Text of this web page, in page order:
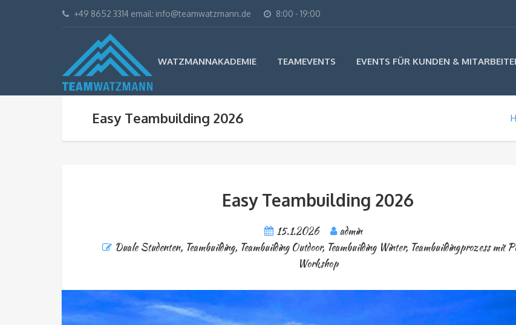
+49 8652 3314 email: info@teamwatzmann.de 8:00 - 19:00
WATZMANNAKADEMIE TEAMEVENTS EVENTS FÜR KUNDEN &
Easy Teambuilding 2026
Easy Teambuilding 2026
15.1.2026
admin
Duale Studenten, Teambuilding, Teambuilding Outdoor, Teambuilding Winter, Teambuildingprozess mit
Workshop